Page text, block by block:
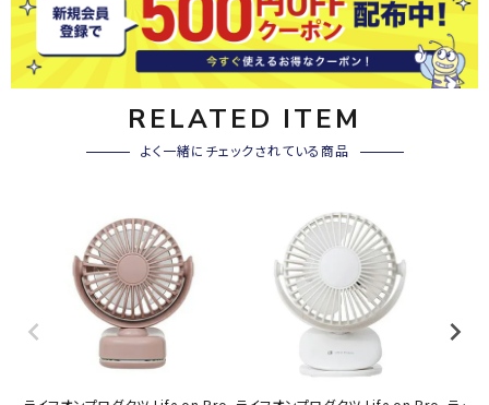
RELATED ITEM
よく一緒にチェックされている商品